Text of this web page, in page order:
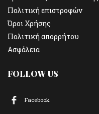
Πολιτική επιστροφών
Όροι Χρήσης
Πολιτική απορρήτου
Ασφάλεια
FOLLOW US
Facebook